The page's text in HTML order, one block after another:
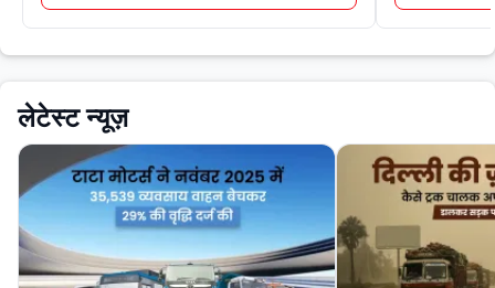
लेटेस्ट न्यूज़